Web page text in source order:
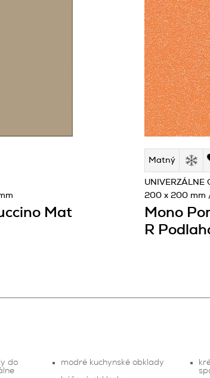
Mat
Matný
Mono
R
UNIVERZÁLNE
200 x 200 mm
do
modré kuchynské obklady